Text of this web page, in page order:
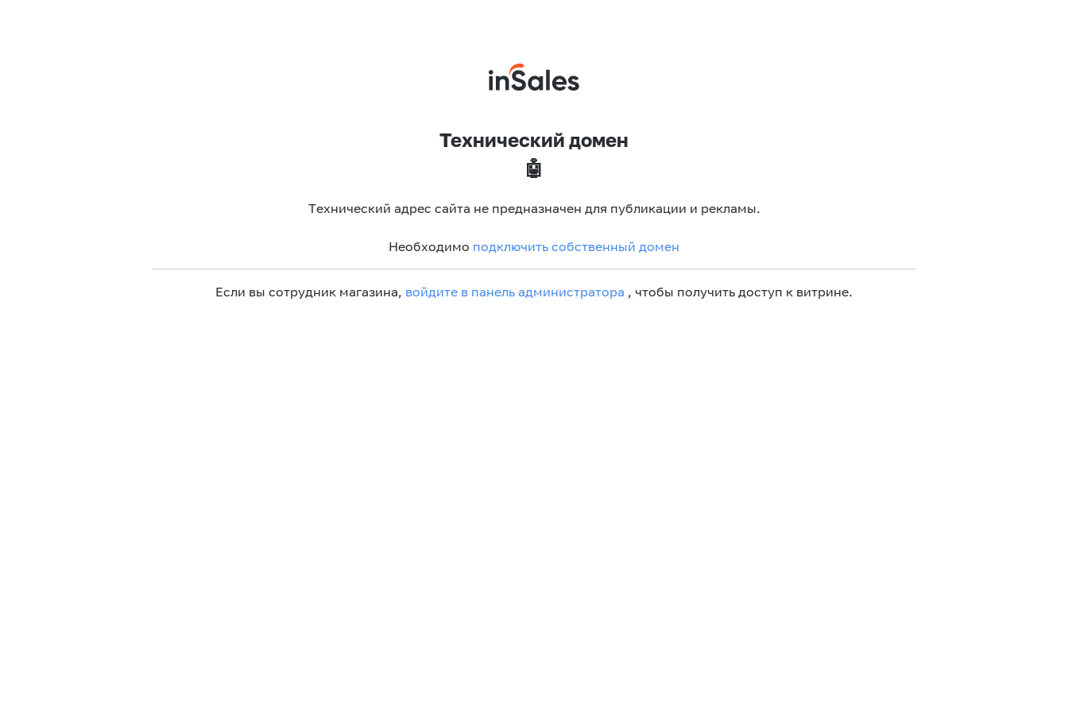
Технический домен
🤖
Технический адрес сайта не предназначен для публикации и рекламы.
Необходимо подключить собственный домен
Если вы сотрудник магазина, войдите в панель администратора , чтобы получить доступ к витрине.